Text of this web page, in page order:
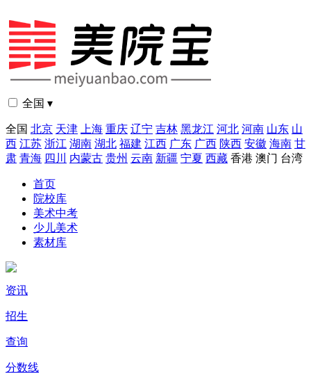
全国 ▾
全国 北京 天津 上海 重庆 辽宁 吉林 黑龙江 河北 河南 山东 山
西 江苏 浙江 湖南 湖北 福建 江西 广东 广西 陕西 安徽 海南 甘
肃 青海 四川 内蒙古 贵州 云南 新疆 宁夏 西藏 香港 澳门 台湾
首页
院校库
美术中考
少儿美术
素材库
资讯
招生
查询
分数线